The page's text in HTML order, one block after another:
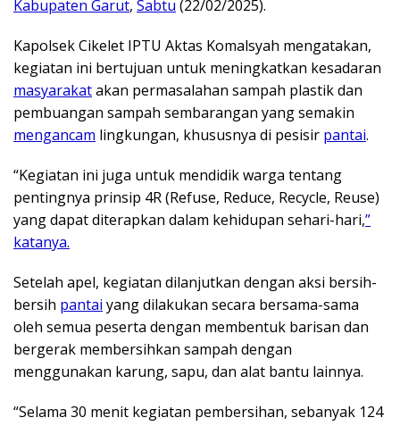
Kabupaten Garut, Sabtu (22/02/2025).
Kapolsek Cikelet IPTU Aktas Komalsyah mengatakan,
kegiatan ini bertujuan untuk meningkatkan kesadaran
masyarakatakan permasalahan sampah plastik dan
pembuangan sampah sembarangan yang semakin
mengancam lingkungan, khususnya di pesisir pantai.
“Kegiatan ini juga untuk mendidik warga tentang
pentingnya prinsip 4R (Refuse, Reduce, Recycle, Reuse)
yang dapat diterapkan dalam kehidupan sehari-hari,”
katanya.
Setelah apel, kegiatan dilanjutkan dengan aksi bersih-
bersih pantai yang dilakukan secara bersama-sama
oleh semua peserta dengan membentuk barisan dan
bergerak membersihkan sampah dengan
menggunakan karung, sapu, dan alat bantu lainnya.
“Selama 30 menit kegiatan pembersihan, sebanyak 124